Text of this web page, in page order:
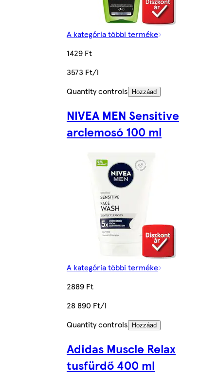
A kategória többi terméke
1429 Ft
3573 Ft/l
Quantity controls
Hozzáad
NIVEA MEN Sensitive
arclemosó 100 ml
A kategória többi terméke
2889 Ft
28 890 Ft/l
Quantity controls
Hozzáad
Adidas Muscle Relax
tusfürdő 400 ml